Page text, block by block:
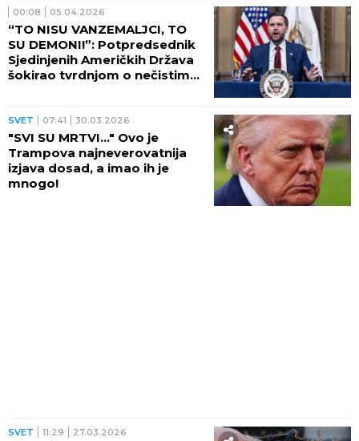
00:08 05.04.2026
“TO NISU VANZEMALJCI, TO
SU DEMONI!”: Potpredsednik
Sjedinjenih Američkih Država
šokirao tvrdnjom o nečistim
SVET 07:41 30.03.2026
"SVI SU MRTVI..." Ovo je
Trampova najneverovatnija
izjava dosad, a imao ih je
mnogo!
SVET 11:29 27.03.2026